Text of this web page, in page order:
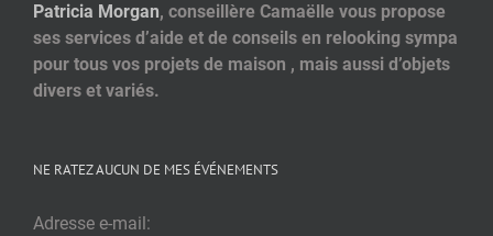
Patricia Morgan, conseillère Camaëlle vous propose
ses services d’aide et de conseils en relooking sympa
pour tous vos projets de maison , mais aussi d’objets
divers et variés.
NE RATEZ AUCUN DE MES ÉVÉNEMENTS
Adresse e-mail: